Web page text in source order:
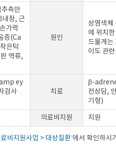
측만
내장, 근
가락
증(Ca
은턱
역류,
원인
상염색체
에 위치
드물게는
이도 관
ey
검사
치료
β-
전상담,
기형)
의료비지원 지원
비지원사업 > 대상질환’에서 확인하시